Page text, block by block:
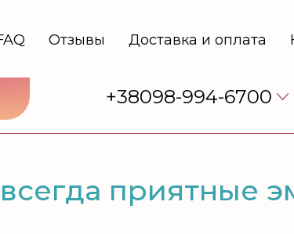
Отзывы Доставка и оплата
+38098-994-6700
приятные